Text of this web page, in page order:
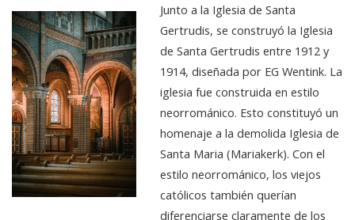
Junto a la Iglesia de Santa
Gertrudis, se construyó la Iglesia
de Santa Gertrudis entre 1912 y
1914, diseñada por EG Wentink. La
iglesia fue construida en estilo
neorrománico. Esto constituyó un
homenaje a la demolida Iglesia de
Santa Maria (Mariakerk). Con el
estilo neorrománico, los viejos
católicos también querían
diferenciarse claramente de los